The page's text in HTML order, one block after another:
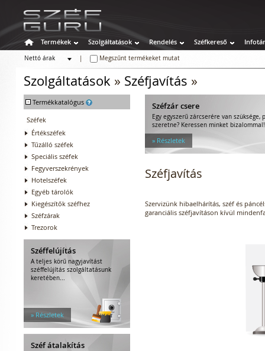
Termékek Szolgáltatások Rendelés Széfkereső Infotár
Nettó árak
Megszűnt termékeket mutat
Szolgáltatások » Széfjavítás »
- Termékkatalógus
Széfek
Értékszéfek
Tűzálló széfek
Speciális széfek
Fegyverszekrények
Hotelszéfek
Egyéb tárolók
Kiegészítők széfhez
Széfzárak
Trezorok
Széffelújítás
A teljes körű nagyjavítást
széffelújítás szolgáltatásunk
keretében...
» Részletek
Széf átalakítás
Széfzár csere
Egy egyszerű zárcserére van szüksége,
szeretne? Keressen minket bizalommal!
» Részletek
Széfjavítás
Szervizünk hibaelhárítás, széf és
garanciális széfjavításon kívül